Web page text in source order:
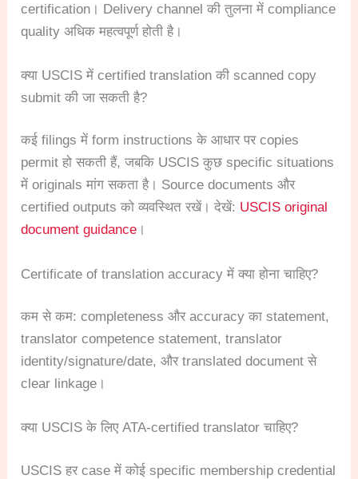
certification। Delivery channel की तुलना में compliance
quality अधिक महत्वपूर्ण होती है।
क्या USCIS में certified translation की scanned copy
submit की जा सकती है?
कई filings में form instructions के आधार पर copies
permit हो सकती हैं, जबकि USCIS कुछ specific situations
में originals मांग सकता है। Source documents और
certified outputs को व्यवस्थित रखें। देखें: USCIS original
document guidance ।
Certificate of translation accuracy में क्या होना चाहिए?
कम से कम: completeness और accuracy का statement,
translator competence statement, translator
identity/signature/date, और translated document से
clear linkage।
क्या USCIS के लिए ATA-certified translator चाहिए?
USCIS हर case में कोई specific membership credential